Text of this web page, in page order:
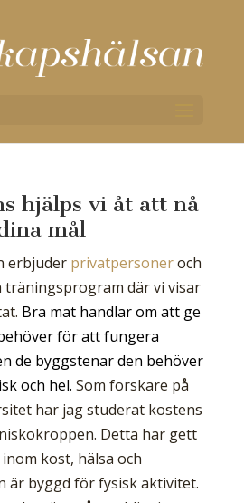
hjälps vi åt att nå
mål
erbjuder privatpersoneroch
där vi visar
Bra mat handlar om att ge
för att fungera
de byggstenar den behöver
och hel. Som forskare på
har jag studerat kostens
Detta har gett
kost, hälsa och
är byggd för fysisk aktivitet.